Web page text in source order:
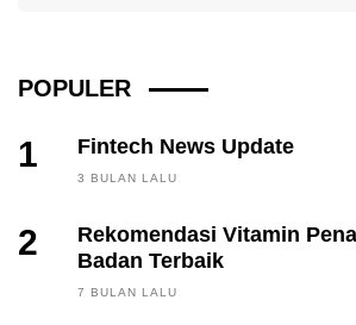
POPULER
1 Fintech News Update
3 BULAN LALU
2
Rekomendasi Vitamin
Badan Terbaik
7 BULAN LALU